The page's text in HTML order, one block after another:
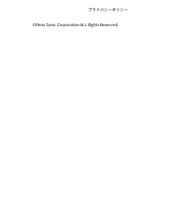
プライバシーポリシー
©Piezo Sonic Corporation ALL Rights Reserved.